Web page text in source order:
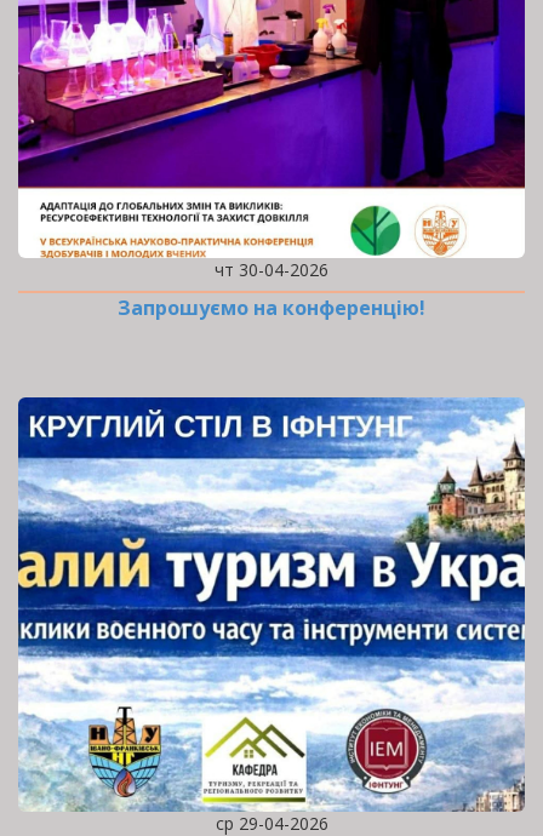
чт 30-04-2026
Запрошуємо на конференцію!
ср 29-04-2026